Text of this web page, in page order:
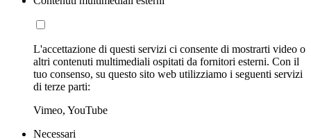
L'accettazione di questi servizi ci consente di mostrarti video o
altri contenuti multimediali ospitati da fornitori esterni. Con il
tuo consenso, su questo sito web utilizziamo i seguenti servizi
di terze parti:
Vimeo, YouTube
Necessari